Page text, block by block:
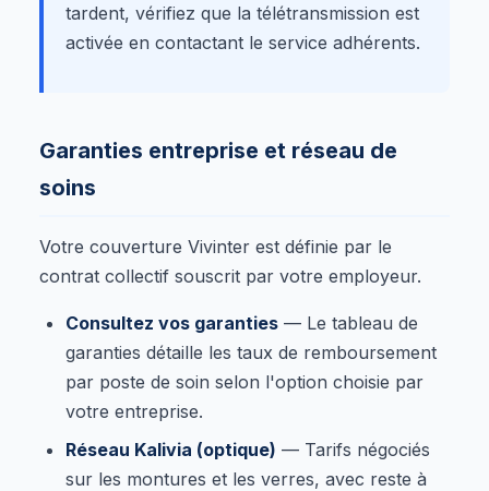
tardent, vérifiez que la télétransmission est
activée en contactant le service adhérents.
Garanties entreprise et réseau de
soins
Votre couverture Vivinter est définie par le
contrat collectif souscrit par votre employeur.
Consultez vos garanties — Le tableau de
garanties détaille les taux de remboursement
par poste de soin selon l'option choisie par
votre entreprise.
Réseau Kalivia (optique) — Tarifs négociés
sur les montures et les verres, avec reste à